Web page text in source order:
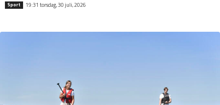
Sport 19:31 torsdag, 30 juli, 2026